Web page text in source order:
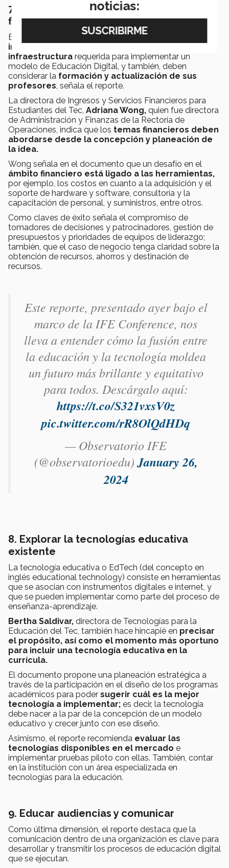
7. Establecer la inversión y el
financiamiento
Es necesario que las instituciones realicen una
inversión significativa
infraestructura requerida para implementar un
modelo de Educación Digital, y también, deben
considerar la formación y actualización de sus
profesores, señala el reporte.
La directora de Ingresos y Servicios Financieros para
Estudiantes del Tec, Adriana Wong, quien fue directora
de Administración y Finanzas de la Rectoría de
Operaciones, indica que los temas financieros deben
abordarse desde la concepción y planeación de
la idea.
Wong señala en el documento que un desafío en el
ámbito financiero está ligado a las herramientas,
por ejemplo, los costos en cuanto a la adquisición y el
soporte de hardware y software, consultoría y la
capacitación de personal, y suministros, entre otros.
Como claves de éxito señala el compromiso de
tomadores de decisiones y patrocinadores, gestión de
presupuestos y prioridades de equipos de liderazgo;
también, que el caso de negocio tenga claridad sobre la
obtención de recursos, ahorros y destinación de
recursos.
Este reporte, presentado ayer bajo el
marco de la IFE Conference, nos
lleva a entender cómo la fusión entre
la educación y la tecnología moldea
un futuro más brillante y equitativo
para todos. Descárgalo aquí:
https://t.co/S321vxsV0z
pic.twitter.com/rR8OlQdHDq
— Observatorio IFE
(@observatorioedu)January 26,
2024
8. Explorar la tecnologías educativa
existente
La tecnología educativa o EdTech (del concepto en
inglés educational technology) consiste en herramientas
que se asocian con instrumentos digitales e internet, y
que se pueden implementar como parte del proceso de
enseñanza-aprendizaje.
Bertha Saldivar, directora de Tecnologías para la
Educación del Tec, también hace hincapié en precisar
el propósito, así como el momento más oportuno
para incluir una tecnología educativa en la
currícula.
El documento propone una planeación estratégica a
través de la participación en el diseño de los programas
académicos para poder sugerir cuál es la mejor
tecnología a implementar; es decir, la tecnología
debe nacer a la par de la concepción de un modelo
educativo y crecer junto con ese diseño.
Asimismo, el reporte recomienda evaluar las
tecnologías disponibles en el mercado e
implementar pruebas piloto con ellas. También, contar
en la institución con un área especializada en
tecnologías para la educación.
9. Educar audiencias y comunicar
Como última dimensión, el reporte destaca que la
comunicación dentro de una organización es clave para
desarrollar y transmitir los procesos de educación digital
que se ejecutan.
noticias: